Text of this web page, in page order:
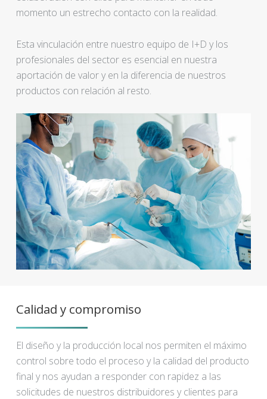
momento un estrecho contacto con la realidad.
Esta vinculación entre nuestro equipo de I+D y los
profesionales del sector es esencial en nuestra
aportación de valor y en la diferencia de nuestros
productos con relación al resto.
Calidad y compromiso
El diseño y la producción local nos permiten el máximo
control sobre todo el proceso y la calidad del producto
final y nos ayudan a responder con rapidez a las
solicitudes de nuestros distribuidores y clientes para